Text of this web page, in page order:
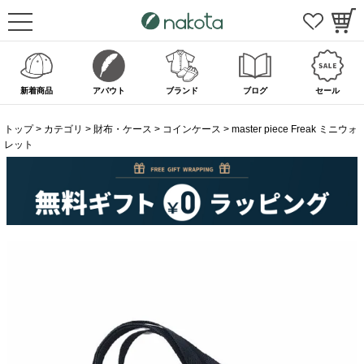
新着商品 アバウト ブランド ブログ セール
トップ カテゴリ 財布・ケース コインケース
master piece Freak ミニウォ
レット